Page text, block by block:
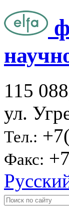
115
ул.
Тел.:
Факс: